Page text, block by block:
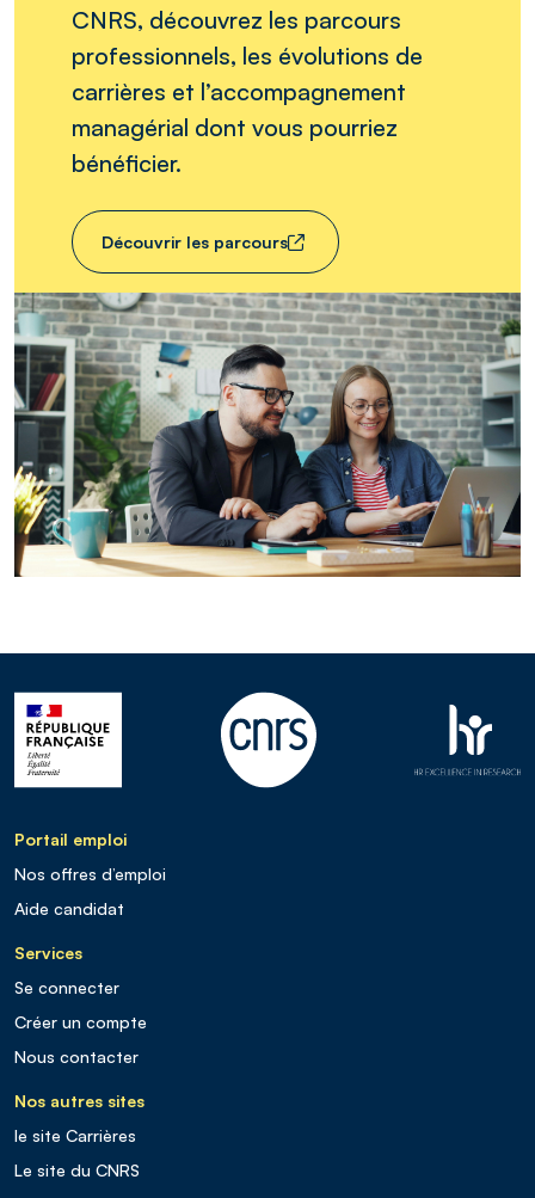
CNRS, découvrez les parcours
professionnels, les évolutions de
carrières et l’accompagnement
managérial dont vous pourriez
bénéficier.
Découvrir les parcours
Portail emploi
Nos offres d’emploi
Aide candidat
Services
Se connecter
Créer un compte
Nous contacter
Nos autres sites
le site Carrières
Le site du CNRS